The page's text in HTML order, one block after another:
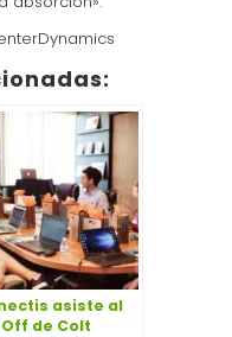
asiste al
de Colt